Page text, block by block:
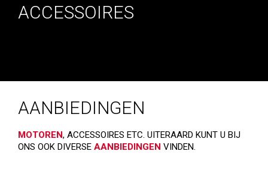
ACCESSOIRES
AANBIEDINGEN
MOTOREN, ACCESSOIRES ETC. UITERAARD KUNT U BIJ
ONS OOK DIVERSE AANBIEDINGEN VINDEN.